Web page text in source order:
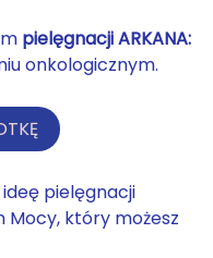
pielęgnacji ARKANA:
onkologicznym.
pielęgnacji
Mocy, który możesz